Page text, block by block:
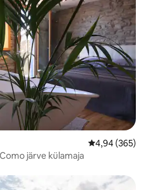
Keskmine
4,94 (365)
Romantiline ja privaatne Como järve külamaja